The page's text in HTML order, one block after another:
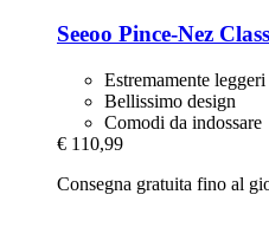
Seeoo Pince-​Nez
Estremamente leggeri
Bellissimo design
Comodi da indossare
€ 110,99
Consegna gratuita fino al